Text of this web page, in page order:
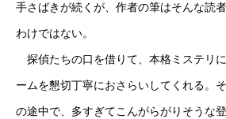
手さばきが続くが、作者の筆はそんな読
わけではない。
探偵たちの口を借りて、本格ミステリ
ームを懇切丁寧におさらいしてくれる。
の途中で、多すぎてこんがらがりそうな